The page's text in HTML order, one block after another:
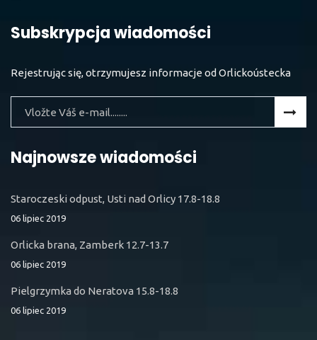
Subskrypcja wiadomości
Rejestrując się, otrzymujesz informacje od Orlickoústecka
Najnowsze wiadomości
Staroczeski odpust, Usti nad Orlicy 17.8-18.8
06 lipiec 2019
Orlicka brana, Zamberk 12.7-13.7
06 lipiec 2019
Pielgrzymka do Neratova 15.8-18.8
06 lipiec 2019